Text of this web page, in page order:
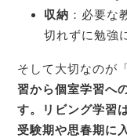
収納 ：必要な
切れずに勉強
そして大切なのが
習から個室学習へ
す。リビング学習
受験期や思春期に